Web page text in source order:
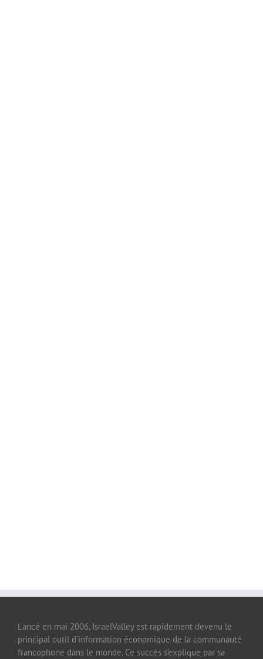
Lancé en mai 2006, IsraelValley est rapidement devenu le
principal outil d’information économique de la communauté
francophone dans le monde. Ce succès s’explique par sa